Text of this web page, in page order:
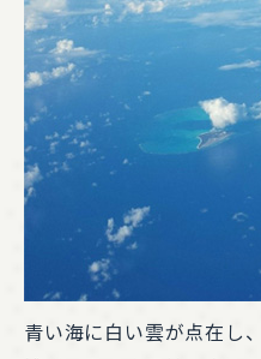
青い海に白い雲が点在し